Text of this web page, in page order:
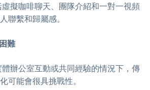
擬咖啡聊天、團隊介紹和一對一視頻
聯繫和歸屬感。
難
辦公室互動或共同經驗的情況下，傳
可能會很具挑戰性。